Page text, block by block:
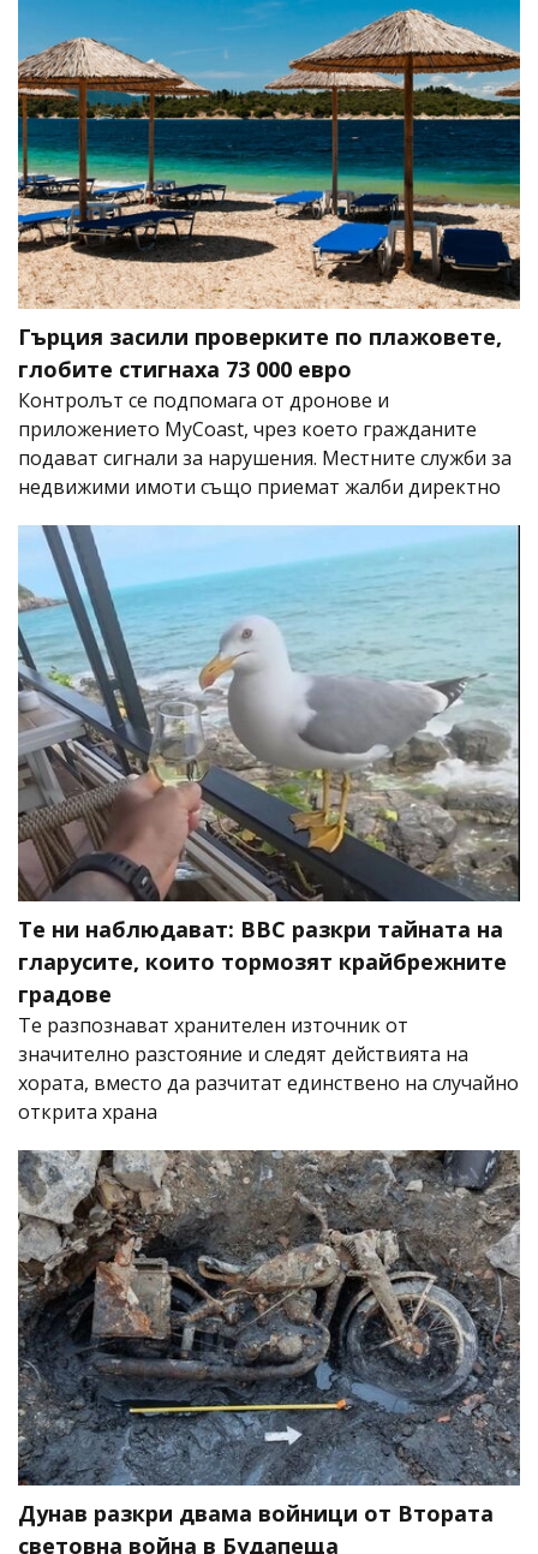
Гърция засили проверките по плажовете,
глобите стигнаха 73 000 евро
Контролът се подпомага от дронове и
приложението MyCoast, чрез което гражданите
подават сигнали за нарушения. Местните служби за
недвижими имоти също приемат жалби директно
Те ни наблюдават: BBC разкри тайната на
гларусите, които тормозят крайбрежните
градове
Те разпознават хранителен източник от
значително разстояние и следят действията на
хората, вместо да разчитат единствено на случайно
открита храна
Дунав разкри двама войници от Втората
световна война в Будапеща